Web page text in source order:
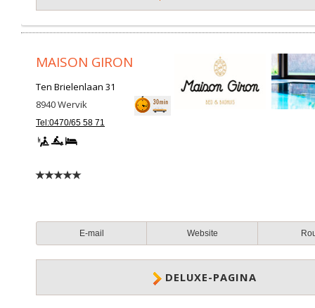
MAISON GIRON
Ten Brielenlaan 31
8940Wervik
Tel:0470/65 58 71
E-mail Website
DELUXE-PAGINA